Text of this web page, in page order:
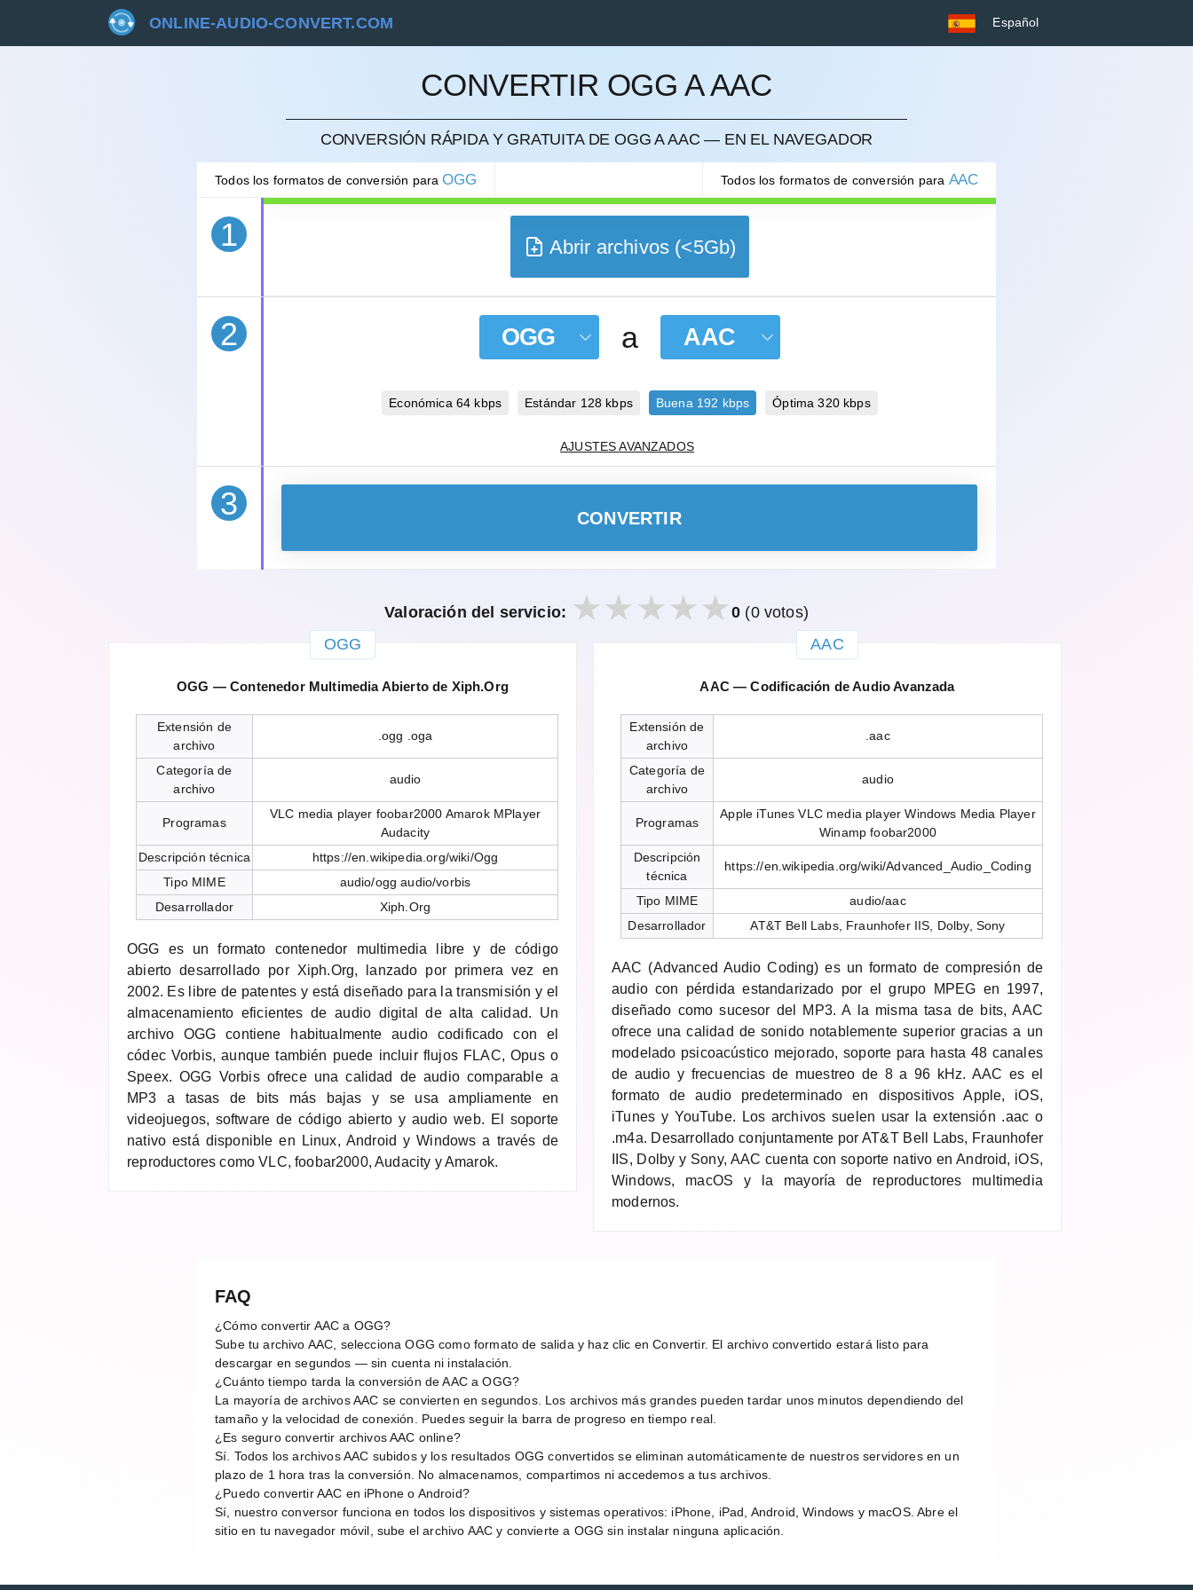
ONLINE-AUDIO-CONVERT.COM Español
CONVERTIR OGG A AAC
CONVERSIÓN RÁPIDA Y GRATUITA DE OGG A AAC — EN EL NAVEGADOR
Todos los formatos de conversión paraOGG Todos los formatos de conversión para AAC
1
CANCELAR
Abrir archivos (<5Gb)
2 OGG a AAC
Económica 64 kbps Estándar 128 kbps Buena 192 kbps Óptima 320 kbps
AJUSTES AVANZADOS
3 CONVERTIR
Valoración del servicio: 0 (0 votos)
OGG
OGG — Contenedor Multimedia Abierto de Xiph.Org
Extensión de
archivo
.ogg .oga
Categoría de
archivo
audio
Programas
VLC media player foobar2000 Amarok MPlayer
Audacity
Descripción técnica
https://en.wikipedia.org/wiki/Ogg
Tipo MIME
audio/ogg audio/vorbis
Desarrollador
Xiph.Org
OGG es un formato contenedor multimedia libre y de código
abierto desarrollado por Xiph.Org, lanzado por primera vez en
2002. Es libre de patentes y está diseñado para la transmisión y el
almacenamiento eficientes de audio digital de alta calidad. Un
archivo OGG contiene habitualmente audio codificado con el
códec Vorbis, aunque también puede incluir flujos FLAC, Opus o
Speex. OGG Vorbis ofrece una calidad de audio comparable a
MP3 a tasas de bits más bajas y se usa ampliamente en
videojuegos, software de código abierto y audio web. El soporte
nativo está disponible en Linux, Android y Windows a través de
reproductores como VLC, foobar2000, Audacity y Amarok.
AAC
AAC — Codificación de Audio Avanzada
Extensión de
archivo
.aac
Categoría de
archivo
audio
Programas
Apple iTunes VLC media player Windows Media Player
Winamp foobar2000
Descripción
técnica
https://en.wikipedia.org/wiki/Advanced_Audio_Coding
Tipo MIME
audio/aac
Desarrollador
AT&T Bell Labs, Fraunhofer IIS, Dolby, Sony
AAC (Advanced Audio Coding) es un formato de compresión de
audio con pérdida estandarizado por el grupo MPEG en 1997,
diseñado como sucesor del MP3. A la misma tasa de bits, AAC
ofrece una calidad de sonido notablemente superior gracias a un
modelado psicoacústico mejorado, soporte para hasta 48 canales
de audio y frecuencias de muestreo de 8 a 96 kHz. AAC es el
formato de audio predeterminado en dispositivos Apple, iOS,
iTunes y YouTube. Los archivos suelen usar la extensión .aac o
.m4a. Desarrollado conjuntamente por AT&T Bell Labs, Fraunhofer
IIS, Dolby y Sony, AAC cuenta con soporte nativo en Android, iOS,
Windows, macOS y la mayoría de reproductores multimedia
modernos.
FAQ
¿Cómo convertir AAC a OGG?
Sube tu archivo AAC, selecciona OGG como formato de salida y haz clic en Convertir. El archivo convertido estará listo para
descargar en segundos — sin cuenta ni instalación.
¿Cuánto tiempo tarda la conversión de AAC a OGG?
La mayoría de archivos AAC se convierten en segundos. Los archivos más grandes pueden tardar unos minutos dependiendo del
tamaño y la velocidad de conexión. Puedes seguir la barra de progreso en tiempo real.
¿Es seguro convertir archivos AAC online?
Sí. Todos los archivos AAC subidos y los resultados OGG convertidos se eliminan automáticamente de nuestros servidores en un
plazo de 1 hora tras la conversión. No almacenamos, compartimos ni accedemos a tus archivos.
¿Puedo convertir AAC en iPhone o Android?
Sí, nuestro conversor funciona en todos los dispositivos y sistemas operativos: iPhone, iPad, Android, Windows y macOS. Abre el
sitio en tu navegador móvil, sube el archivo AAC y convierte a OGG sin instalar ninguna aplicación.